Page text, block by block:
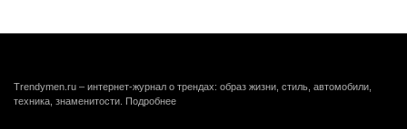
Trendymen.ru – интернет-журнал о трендах: образ жизни, стиль, автомобили,
техника, знаменитости. Подробнее